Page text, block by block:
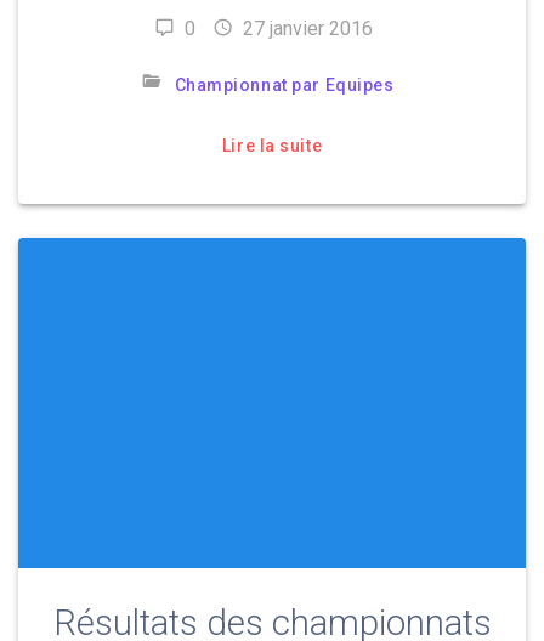
0 27 janvier 2016
Championnat par Equipes
Lire la suite
Résultats des championnats